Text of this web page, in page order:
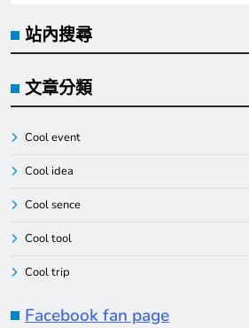
站內搜尋
文章分類
Cool event
Cool idea
Cool sence
Cool tool
Cool trip
Facebook fan page